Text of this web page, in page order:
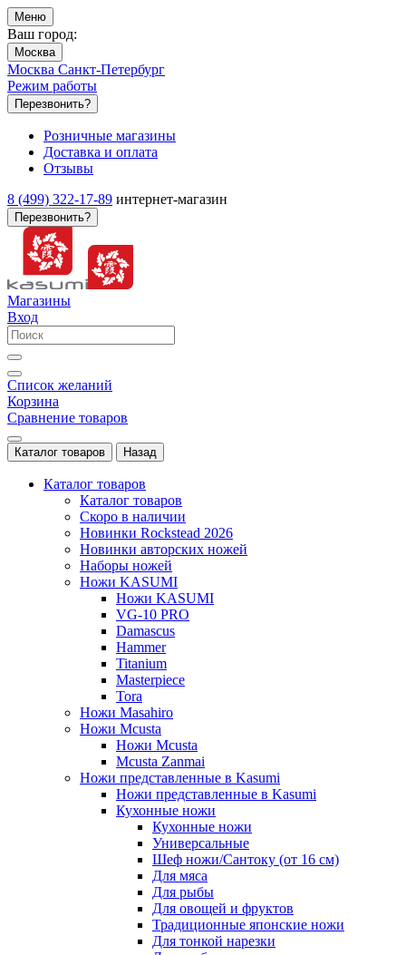
Меню
Ваш город:
Москва
Москва Санкт-Петербург
Режим работы
Перезвонить?
Розничные магазины
Доставка и оплата
Отзывы
8 (499) 322-17-89 интернет-магазин
Перезвонить?
Магазины
Вход
Список желаний
Корзина
Сравнение товаров
Каталог товаров Назад
Каталог товаров
Каталог товаров
Скоро в наличии
Новинки Rockstead 2026
Новинки авторских ножей
Наборы ножей
Ножи KASUMI
Ножи KASUMI
VG-10 PRO
Damascus
Hammer
Titanium
Masterpiece
Tora
Ножи Masahiro
Ножи Mcusta
Ножи Mcusta
Mcusta Zanmai
Ножи представленные в Kasumi
Ножи представленные в Kasumi
Кухонные ножи
Кухонные ножи
Универсальные
Шеф ножи/Сантоку (от 16 см)
Для мяса
Для рыбы
Для овощей и фруктов
Традиционные японские ножи
Для тонкой нарезки